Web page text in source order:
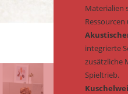
Materialien
integrierte
zusätzliche
Spieltrieb.